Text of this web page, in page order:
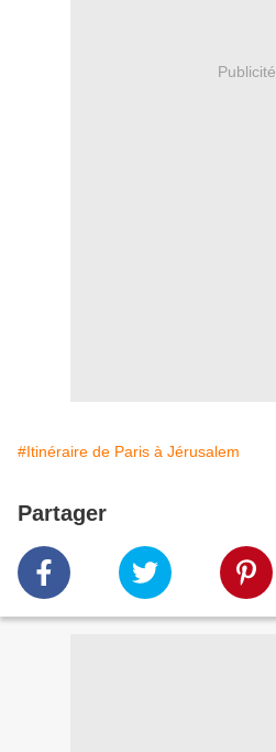
Publicité
#Itinéraire de Paris à Jérusalem
Partager